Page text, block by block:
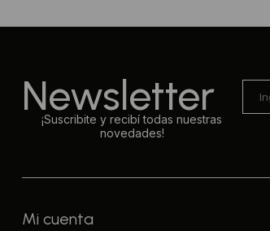
Newsletter
¡Suscribite y recibí todas nuestras
novedades!
Mi cuenta